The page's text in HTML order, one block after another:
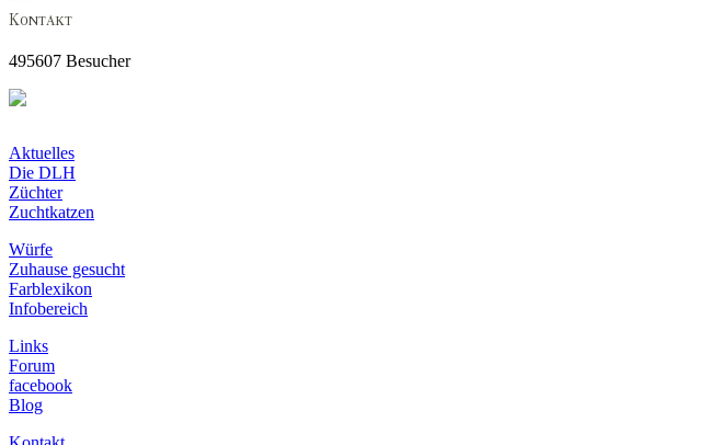
495607 Besucher
Aktuelles
Die DLH
Züchter
Zuchtkatzen
Würfe
Zuhause gesucht
Farblexikon
Infobereich
Links
Forum
facebook
Blog